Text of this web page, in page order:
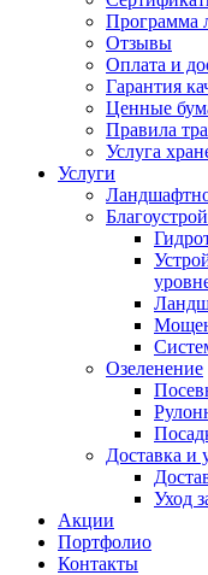
Программа
Отзывы
Оплата и
Гарантия
Ценные
Правила
Услуга
Услуги
Озеленение
Доставка и
Уход
Акции
Портфолио
Контакты